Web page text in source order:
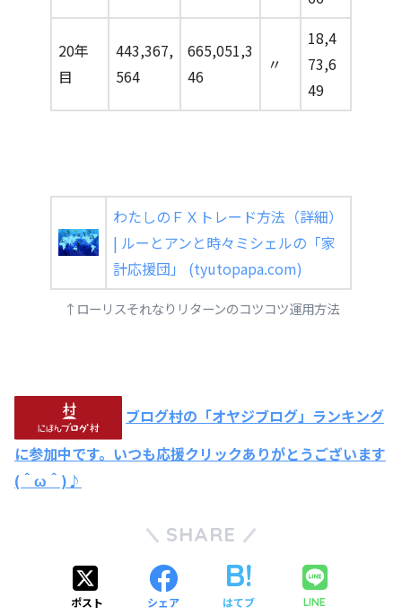
20年
目
443,367,
564
665,051,3
46
〃
18,4
73,6
49
わたしのＦＸトレード方法（詳細）
| ルーとアンと時々ミシェルの「家
計応援団」 (tyutopapa.com)
↑ローリスそれなりリターンのコツコツ運用方法
ブログ村の「オヤジブログ」ランキング
に参加中です。いつも応援クリックありがとうございます
(＾ω＾)♪
SHARE
ポスト シェア はてブ LINE